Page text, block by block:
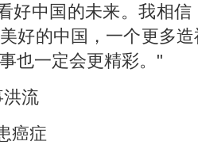
好中国的未来。我相
好的中国，一个更多
也一定会更精彩。"
洪流
癌症